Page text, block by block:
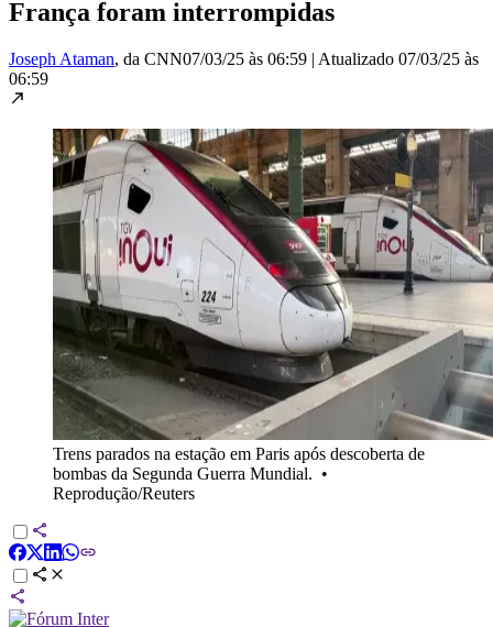
França foram interrompidas
Joseph Ataman, da CNN07/03/25 às 06:59 | Atualizado 07/03/25 às
06:59
Trens parados na estação em Paris após descoberta de
bombas da Segunda Guerra Mundial. •
Reprodução/Reuters